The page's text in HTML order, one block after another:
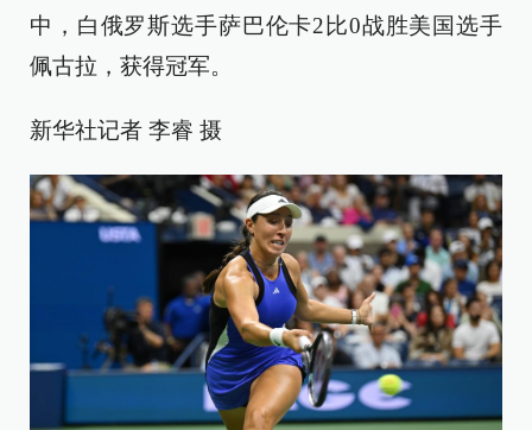
中，白俄罗斯选手萨巴伦卡2比0战胜美国选手
佩古拉，获得冠军。
新华社记者 李睿 摄